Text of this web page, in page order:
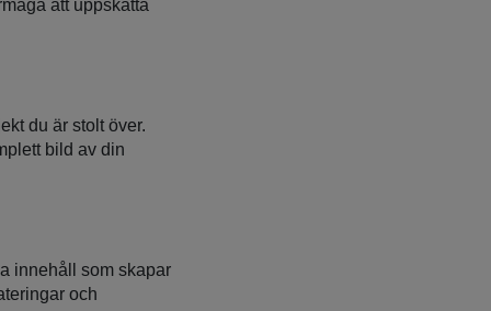
att uppskatta
du är stolt över.
bild av din
innehåll som skapar
och